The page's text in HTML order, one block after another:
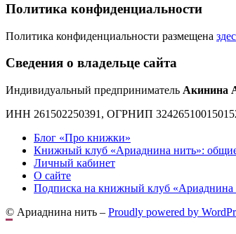
Политика конфиденциальности
Политика конфиденциальности размещена
Сведения о владельце сайта
Индивидуальный предприниматель Акинина
ИНН 261502250391, ОГРНИП
Блог «Про книжки»
Книжный клуб «Ариаднина нить»:
Личный кабинет
О сайте
Подписка на книжный клуб «Ариаднина
© Ариаднина нить – Proudly powered by